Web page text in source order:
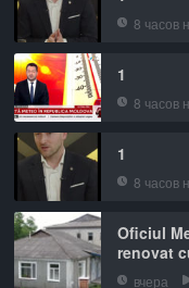
8 часов
1
8 часов
1
8 часов
Oficiul
renovat
вчера